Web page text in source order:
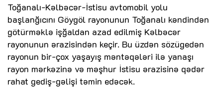
Toğanalı-Kəlbəcər-İstisu avtomobil yolu
başlanğıcını Göygöl rayonunun Toğanalı kəndindən
götürməklə işğaldan azad edilmiş Kəlbəcər
rayonunun ərazisindən keçir. Bu üzdən sözügedən
rayonun bir-çox yaşayış məntəqələri ilə yanaşı
rayon mərkəzinə və məşhur İstisu ərazisinə qədər
rahat gediş-gəlişi təmin edəcək.